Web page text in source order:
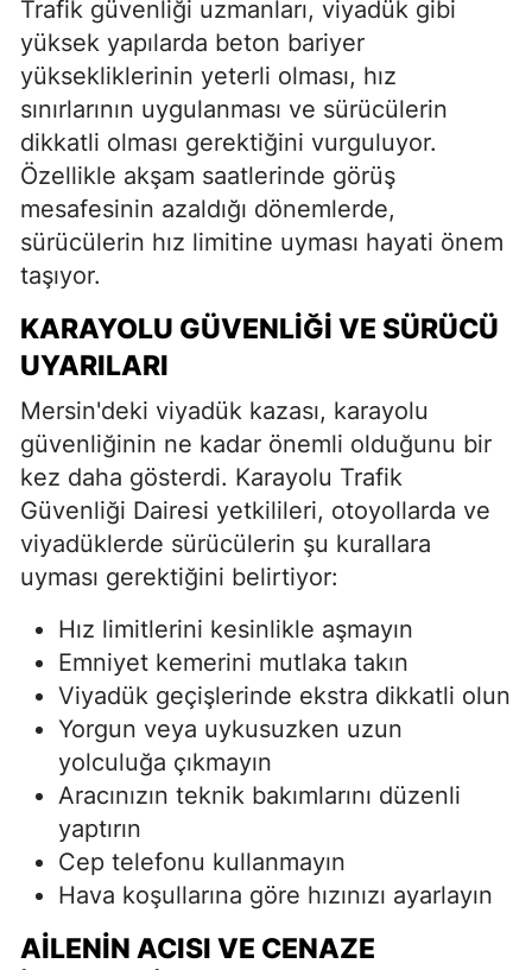
Trafik güvenliği uzmanları, viyadük gibi
yüksek yapılarda beton bariyer
yüksekliklerinin yeterli olması, hız
sınırlarının uygulanması ve sürücülerin
dikkatli olması gerektiğini vurguluyor.
Özellikle akşam saatlerinde görüş
mesafesinin azaldığı dönemlerde,
sürücülerin hız limitine uyması hayati önem
taşıyor.
KARAYOLU GÜVENLIĞI VE SÜRÜCÜ
UYARILARI
Mersin'deki viyadük kazası, karayolu
güvenliğinin ne kadar önemli olduğunu bir
kez daha gösterdi. Karayolu Trafik
Güvenliği Dairesi yetkilileri, otoyollarda ve
viyadüklerde sürücülerin şu kurallara
uyması gerektiğini belirtiyor:
Hız limitlerini kesinlikle aşmayın
Emniyet kemerini mutlaka takın
Viyadük geçişlerinde ekstra dikkatli olun
Yorgun veya uykusuzken uzun
yolculuğa çıkmayın
Aracınızın teknik bakımlarını düzenli
yaptırın
Cep telefonu kullanmayın
Hava koşullarına göre hızınızı ayarlayın
AILENIN ACISI VE CENAZE